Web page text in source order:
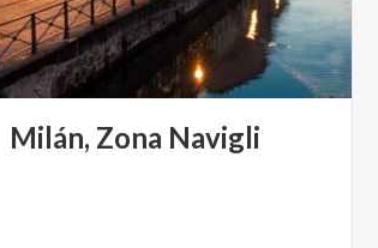
Milán, Zona Navigli